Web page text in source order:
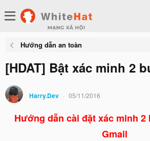
Hướng dẫn an toàn
[HDAT] Bật xác minh 2
Harry.Dev 05/11/2016
Hướng dẫn cài đặt xác minh
Gmail